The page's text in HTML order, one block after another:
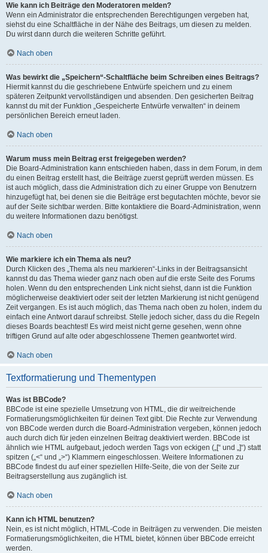
Wie kann ich Beiträge den Moderatoren melden?
Wenn ein Administrator die entsprechenden Berechtigungen vergeben hat,
siehst du eine Schaltfläche in der Nähe des Beitrags, um diesen zu melden.
Du wirst dann durch die weiteren Schritte geführt.
Nach oben
Was bewirkt die „Speichern“-Schaltfläche beim Schreiben eines Beitrags?
Hiermit kannst du die geschriebene Entwürfe speichern und zu einem
späteren Zeitpunkt vervollständigen und absenden. Den gesicherten Beitrag
kannst du mit der Funktion „Gespeicherte Entwürfe verwalten“ in deinem
persönlichen Bereich erneut laden.
Nach oben
Warum muss mein Beitrag erst freigegeben werden?
Die Board-Administration kann entschieden haben, dass in dem Forum, in dem
du einen Beitrag erstellt hast, die Beiträge zuerst geprüft werden müssen. Es
ist auch möglich, dass die Administration dich zu einer Gruppe von Benutzern
hinzugefügt hat, bei denen sie die Beiträge erst begutachten möchte, bevor sie
auf der Seite sichtbar werden. Bitte kontaktiere die Board-Administration, wenn
du weitere Informationen dazu benötigst.
Nach oben
Wie markiere ich ein Thema als neu?
Durch Klicken des „Thema als neu markieren“-Links in der Beitragsansicht
kannst du das Thema wieder ganz nach oben auf die erste Seite des Forums
holen. Wenn du den entsprechenden Link nicht siehst, dann ist die Funktion
möglicherweise deaktiviert oder seit der letzten Markierung ist nicht genügend
Zeit vergangen. Es ist auch möglich, das Thema nach oben zu holen, indem du
einfach eine Antwort darauf schreibst. Stelle jedoch sicher, dass du die Regeln
dieses Boards beachtest! Es wird meist nicht gerne gesehen, wenn ohne
triftigen Grund auf alte oder abgeschlossene Themen geantwortet wird.
Nach oben
Textformatierung und Thementypen
Was ist BBCode?
BBCode ist eine spezielle Umsetzung von HTML, die dir weitreichende
Formatierungsmöglichkeiten für deinen Text gibt. Die Rechte zur Verwendung
von BBCode werden durch die Board-Administration vergeben, können jedoch
auch durch dich für jeden einzelnen Beitrag deaktiviert werden. BBCode ist
ähnlich wie HTML aufgebaut, jedoch werden Tags von eckigen („[“ und „]“) statt
spitzen („<“ und „>“) Klammern eingeschlossen. Weitere Informationen zu
BBCode findest du auf einer speziellen Hilfe-Seite, die von der Seite zur
Beitragserstellung aus zugänglich ist.
Nach oben
Kann ich HTML benutzen?
Nein, es ist nicht möglich, HTML-Code in Beiträgen zu verwenden. Die meisten
Formatierungsmöglichkeiten, die HTML bietet, können über BBCode erreicht
werden.